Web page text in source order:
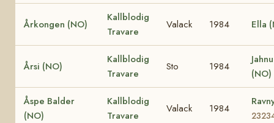
Årkongen (NO)
Kallblodig
Travare
Valack 1984 Ella
Årsi (NO)
Kallblodig
Travare
Sto 1984
(NO)
Åspe Balder
(NO)
Kallblodig
Travare
Valack 1984